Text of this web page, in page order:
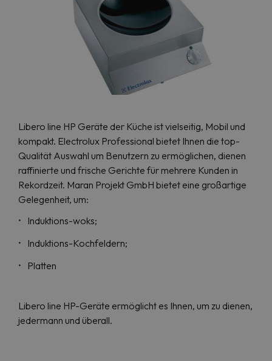
Libero line HP Geräte der Küche ist vielseitig, Mobil und
kompakt. Electrolux Professional bietet Ihnen die top-
Qualität Auswahl um Benutzern zu ermöglichen, dienen
raffinierte und frische Gerichte für mehrere Kunden in
Rekordzeit. Maran Projekt GmbH bietet eine großartige
Gelegenheit, um:
Induktions-woks;
Induktions-Kochfeldern;
Platten
Libero line HP-Geräte ermöglicht es Ihnen, um zu dienen,
jedermann und überall.